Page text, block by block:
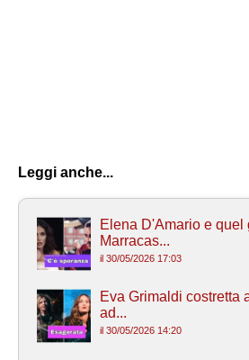
Leggi anche...
Elena D'Amario e quel
Marracas...
il 30/05/2026 17:03
Eva Grimaldi costretta
ad...
il 30/05/2026 14:20